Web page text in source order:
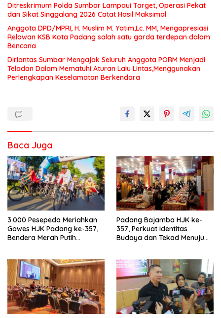
Ditreskrimum Polda Sumbar Lampaui Target, Operasi Pekat
dan Sikat Singgalang 2026 Catat Hasil Maksimal
Anggota DPD/MPRI, H. Muslim M. Yatim,Lc. MM, Mengapresiasi
Relawan KSB Kota Padang salah satu garda terdepan dalam
Bencana
Dirlantas Sumbar Mengajak Seluruh Anggota PORM Menjadi
Teladan Dalam Mematuhi Aturan Lalu Lintas,Menggunakan
Perlengkapan Keselamatan Berkendara
Baca Juga
3.000 Pesepeda Meriahkan
Gowes HJK Padang ke-357,
Bendera Merah Putih
Padang Bajamba HJK ke-
357, Perkuat Identitas
Budaya dan Tekad Menuju